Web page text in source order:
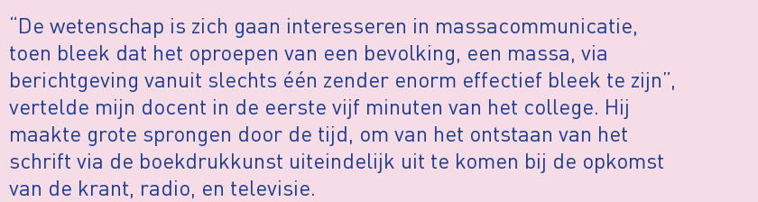
“De wetenschap is zich gaan interesseren in massacommunicatie,
toen bleek dat het oproepen van een bevolking, een massa, via
berichtgeving vanuit slechts één zender enorm effectief bleek te zijn”,
vertelde mijn docent in de eerste vijf minuten van het college. Hij
maakte grote sprongen door de tijd, om van het ontstaan van het
schrift via de boekdrukkunst uiteindelijk uit te komen bij de opkomst
van de krant, radio, en televisie.